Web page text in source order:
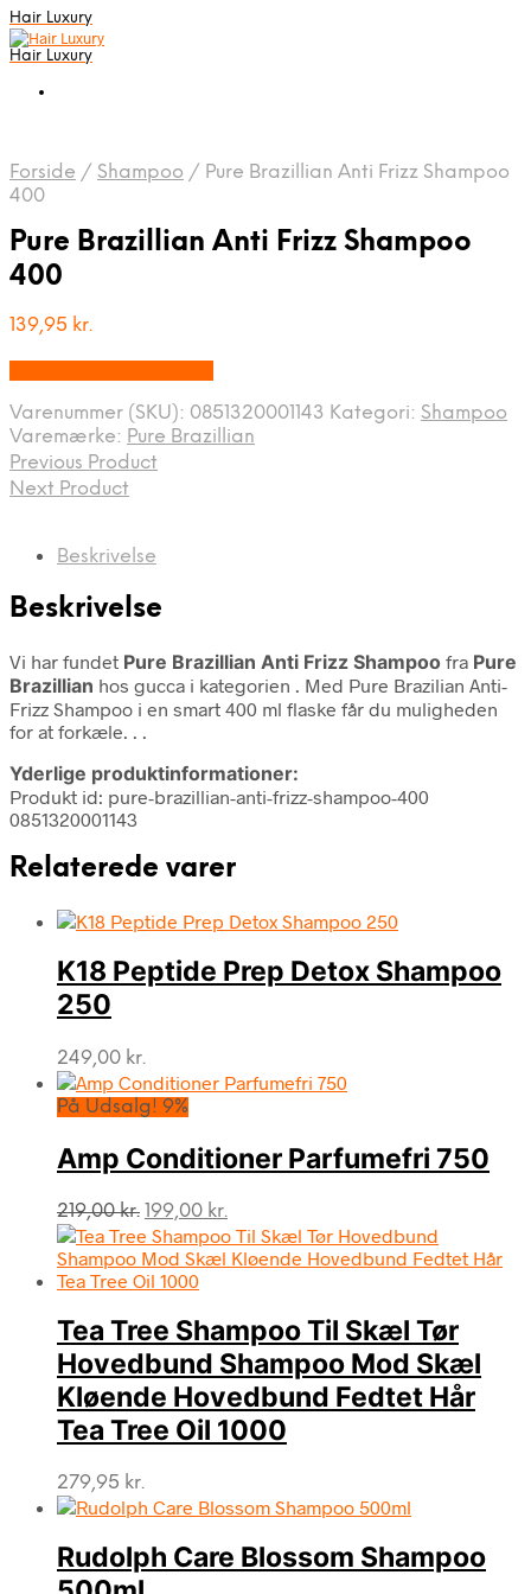
Hair Luxury
Hair Luxury
Forside / Shampoo / Pure Brazillian Anti Frizz Shampoo
400
Pure Brazillian Anti Frizz Shampoo
400
139,95 kr.
Varenummer (SKU): 0851320001143 Kategori: Shampoo
Varemærke: Pure Brazillian
Previous Product
Next Product
Beskrivelse
Beskrivelse
Vi har fundet Pure Brazillian Anti Frizz Shampoo fra Pure
Brazillian hos gucca i kategorien . Med Pure Brazilian Anti-
Frizz Shampoo i en smart 400 ml flaske får du muligheden
for at forkæle. . .
Yderlige produktinformationer:
Produkt id: pure-brazillian-anti-frizz-shampoo-400
0851320001143
Relaterede varer
K18 Peptide Prep Detox Shampoo
250
249,00 kr.
På Udsalg! 9%
Amp Conditioner Parfumefri 750
219,00kr. Den
oprindelige
pris
var:
199,00 kr.
aktuelle
pris
Tea Tree Shampoo Til Skæl Tør
Hovedbund Shampoo Mod Skæl
Kløende Hovedbund Fedtet Hår
Tea Tree Oil 1000
279,95 kr.
Rudolph Care Blossom Shampoo